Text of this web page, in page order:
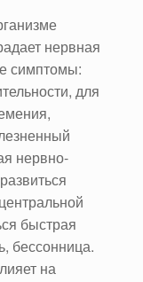
нервная
симптомы:
для
нервно-
быстрая
бессонница.
на